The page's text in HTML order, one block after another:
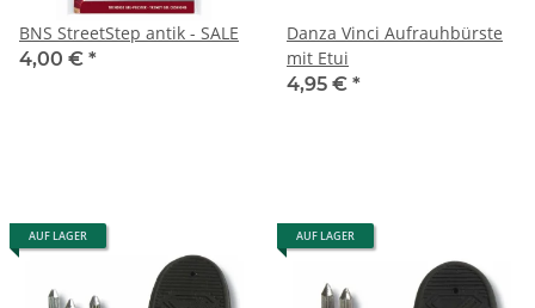
BNS StreetStep antik - SALE
4,00 € *
Danza Vinci Aufrauhbürste
mit Etui
4,95 € *
AUF LAGER AUF LAGER